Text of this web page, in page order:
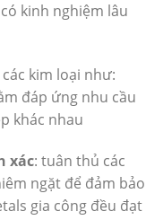
kinh nghiệm lâu
kim loại như:
đáp ứng nhu cầu
khác nhau
xác: tuân thủ các
ngặt để đảm bảo
gia công đều đạt